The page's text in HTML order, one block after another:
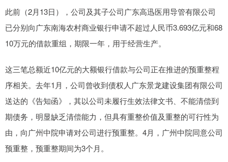
此前（2月13日），公司及其子公司广东高迅医用导管有限公司
已分别向广东南海农村商业银行申请不超过人民币3.693亿元和68
10万元的借款重组，期限一年，用于经营生产。
这三笔总额近10亿元的大额银行借款与公司正在推进的预重整程
序相关。去年1月，公司曾收到债权人广东景龙建设集团有限公司
送达的《告知函》，其以公司未履行生效法律文书、不能清偿到
期债务，明显缺乏清偿能力，但具有重整价值及重整的可行性为
由，向广州中院申请对公司进行预重整。4月，广州中院同意公司
预重整，预重整期间为3个月。